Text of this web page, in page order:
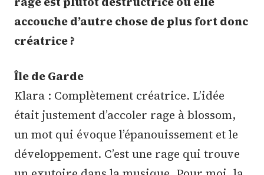
accouche d’autre chose de plus fort donc
créatrice ?
Île de Garde
Klara : Complètement créatrice. L’idée
était justement d’accoler rage à blossom,
un mot qui évoque l’épanouissement et le
développement. C’est une rage qui trouve